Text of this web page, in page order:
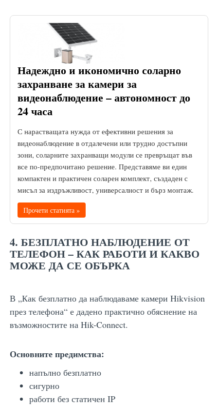
Надеждно и икономично соларно
захранване за камери за
видеонаблюдение – автономност до
24 часа
С нарастващата нужда от ефективни решения за
видеонаблюдение в отдалечени или трудно достъпни
зони, соларните захранващи модули се превръщат във
все по-предпочитано решение. Представяме ви един
компактен и практичен соларен комплект, създаден с
мисъл за издръжливост, универсалност и бърз монтаж.
Прочети статията »
4. БЕЗПЛАТНО НАБЛЮДЕНИЕ ОТ
ТЕЛЕФОН – КАК РАБОТИ И КАКВО
МОЖЕ ДА СЕ ОБЪРКА
В „Как безплатно да наблюдаваме камери Hikvision
през телефона“ е дадено практично обяснение на
възможностите на Hik-Connect.
Основните предимства:
напълно безплатно
сигурно
работи без статичен IP